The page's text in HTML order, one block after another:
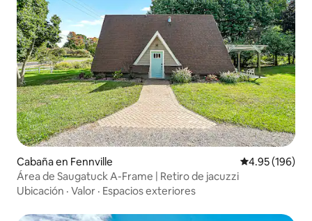
Cabaña en Fennville Calificación
4.95 (196)
Área de Saugatuck A-Frame | Retiro de jacuzzi
Ubicación · Valor · Espacios exteriores